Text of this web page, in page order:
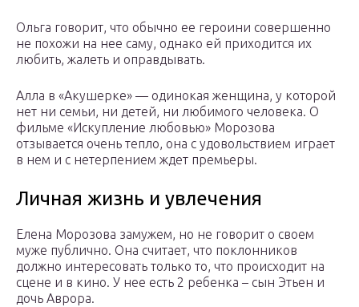
Ольга говорит, что обычно ее героини совершенно
не похожи на нее саму, однако ей приходится их
любить, жалеть и оправдывать.
Алла в «Акушерке» — одинокая женщина, у которой
нет ни семьи, ни детей, ни любимого человека. О
фильме «Искупление любовью» Морозова
отзывается очень тепло, она с удовольствием играет
в нем и с нетерпением ждет премьеры.
Личная жизнь и увлечения
Елена Морозова замужем, но не говорит о своем
муже публично. Она считает, что поклонников
должно интересовать только то, что происходит на
сцене и в кино. У нее есть 2 ребенка – сын Этьен и
дочь Аврора.